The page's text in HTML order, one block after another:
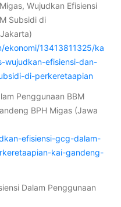
Wujudkan Efisiensi
Subsidi di
13413811325/ka
wujudkan-efisiensi-dan-
di-perkeretaapian
Penggunaan BBM
BPH Migas (Jawa
efisiensi-gcg-dalam-
kai-gandeng-
Dalam Penggunaan